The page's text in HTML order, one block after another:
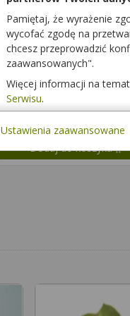
Dodaj do koszyka
SFD Vita
90 tabl.
Dostępność
Dodaj do koszyka
Pamiętaj, że wyrażenie
wycofać zgodę na
chcesz przeprowadzić
zaawansowanych".
Więcej informacji na
Serwisu.
Ustawienia zaawansowane